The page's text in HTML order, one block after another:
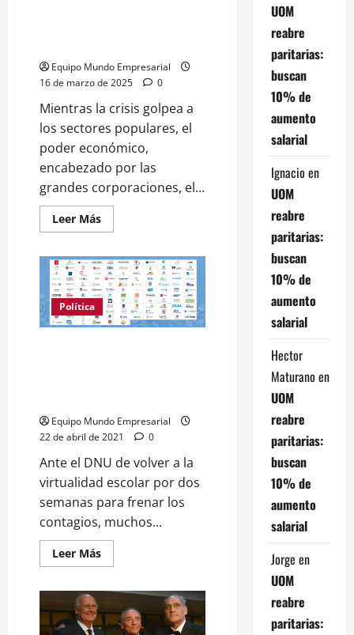
por
Clarin
Equipo Mundo Empresarial
16 de marzo de 2025
0
Mientras la crisis golpea a
los sectores populares, el
poder económico,
encabezado por las
grandes corporaciones, el...
Leer MásLeer
más
¿A
qué
juega
el
poder
económico?
El
la
crisis
Política
Equipo Mundo Empresarial
22 de abril de 2021
0
Ante el DNU de volver a la
virtualidad escolar por dos
semanas para frenar los
contagios, muchos...
Leer MásLeer
más
Grandes
empresas
y
poderosos
UOM
reabre
paritarias:
buscan
10% de
aumento
salarial
Ignacio en
UOM
reabre
paritarias:
buscan
10% de
aumento
salarial
Hector
Maturano en
UOM
reabre
paritarias:
buscan
10% de
aumento
salarial
Jorge en
UOM
reabre
paritarias: